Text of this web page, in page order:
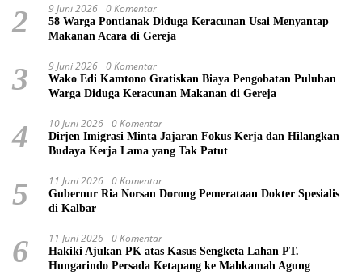
2 9 Juni 2026 0 Komentar
58 Warga Pontianak Diduga Keracunan Usai Menyantap
Makanan Acara di Gereja
3 9 Juni 2026 0 Komentar
Wako Edi Kamtono Gratiskan Biaya Pengobatan Puluhan
Warga Diduga Keracunan Makanan di Gereja
4 10 Juni 2026 0 Komentar
Dirjen Imigrasi Minta Jajaran Fokus Kerja dan Hilangkan
Budaya Kerja Lama yang Tak Patut
5 11 Juni 2026 0 Komentar
Gubernur Ria Norsan Dorong Pemerataan Dokter Spesialis
di Kalbar
6 11 Juni 2026 0 Komentar
Hakiki Ajukan PK atas Kasus Sengketa Lahan PT.
Hungarindo Persada Ketapang ke Mahkamah Agung